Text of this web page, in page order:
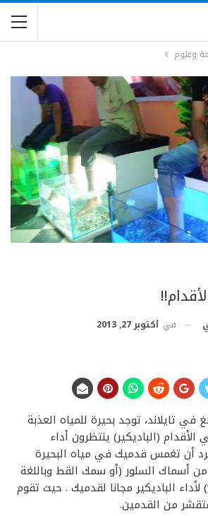
وعلوم
في أكتوبر 27, 2013
في تايلاند، توجد بحيرة للمياه العذبة
(الباديكير) ينتظرون أداء
أن تغمس قدميك في مياه البحيرة
أسماك السلور (أو سمك القط وباللغة
لأداء الباديكير مجانا لقدميك . حيث تقوم
من القدمين.